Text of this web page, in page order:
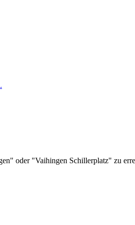
oder "Vaihingen Schillerplatz" zu